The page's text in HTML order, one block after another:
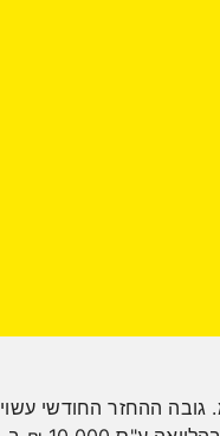
גובה ההחזר החודשי